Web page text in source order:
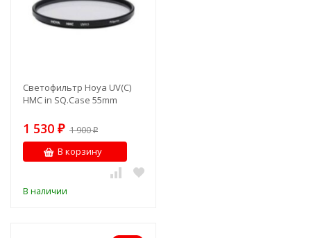
Светофильтр Hoya UV(C)
HMC in SQ.Case 55mm
1 530 ₽ 1 900₽
В корзину
В наличии